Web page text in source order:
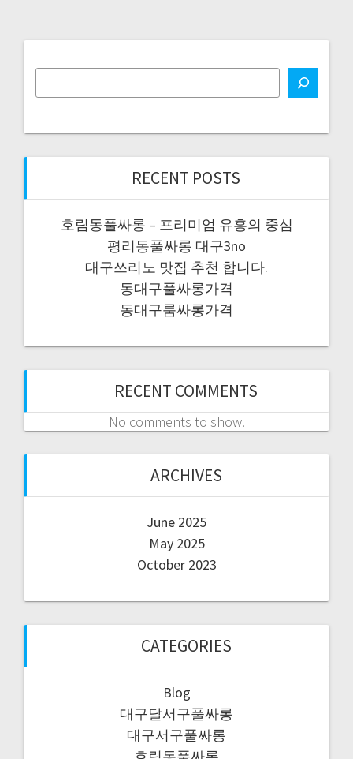
RECENT POSTS
호림동풀싸롱 – 프리미엄 유흥의 중심
평리동풀싸롱 대구3no
대구쓰리노 맛집 추천 합니다.
동대구풀싸롱가격
동대구룸싸롱가격
RECENT COMMENTS
No comments to show.
ARCHIVES
June 2025
May 2025
October 2023
CATEGORIES
Blog
대구달서구풀싸롱
대구서구풀싸롱